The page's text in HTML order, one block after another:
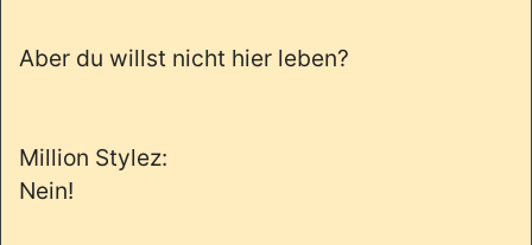
Aber du willst nicht hier leben?
Million Stylez:
Nein!